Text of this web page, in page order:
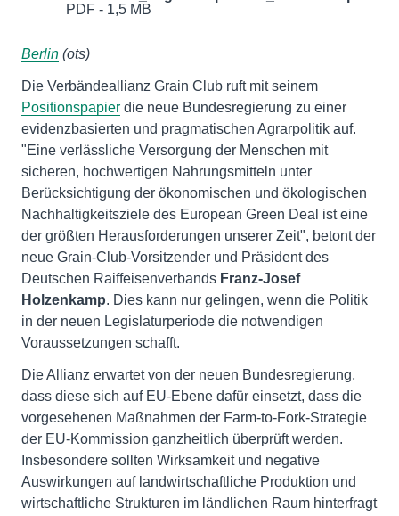
PDF - 1,5 MB
Berlin (ots)
Die Verbändeallianz Grain Club ruft mit seinem
Positionspapier die neue Bundesregierung zu einer
evidenzbasierten und pragmatischen Agrarpolitik auf.
"Eine verlässliche Versorgung der Menschen mit
sicheren, hochwertigen Nahrungsmitteln unter
Berücksichtigung der ökonomischen und ökologischen
Nachhaltigkeitsziele des European Green Deal ist eine
der größten Herausforderungen unserer Zeit", betont der
neue Grain-Club-Vorsitzender und Präsident des
Deutschen Raiffeisenverbands Franz-Josef
Holzenkamp. Dies kann nur gelingen, wenn die Politik
in der neuen Legislaturperiode die notwendigen
Voraussetzungen schafft.
Die Allianz erwartet von der neuen Bundesregierung,
dass diese sich auf EU-Ebene dafür einsetzt, dass die
vorgesehenen Maßnahmen der Farm-to-Fork-Strategie
der EU-Kommission ganzheitlich überprüft werden.
Insbesondere sollten Wirksamkeit und negative
Auswirkungen auf landwirtschaftliche Produktion und
wirtschaftliche Strukturen im ländlichen Raum hinterfragt